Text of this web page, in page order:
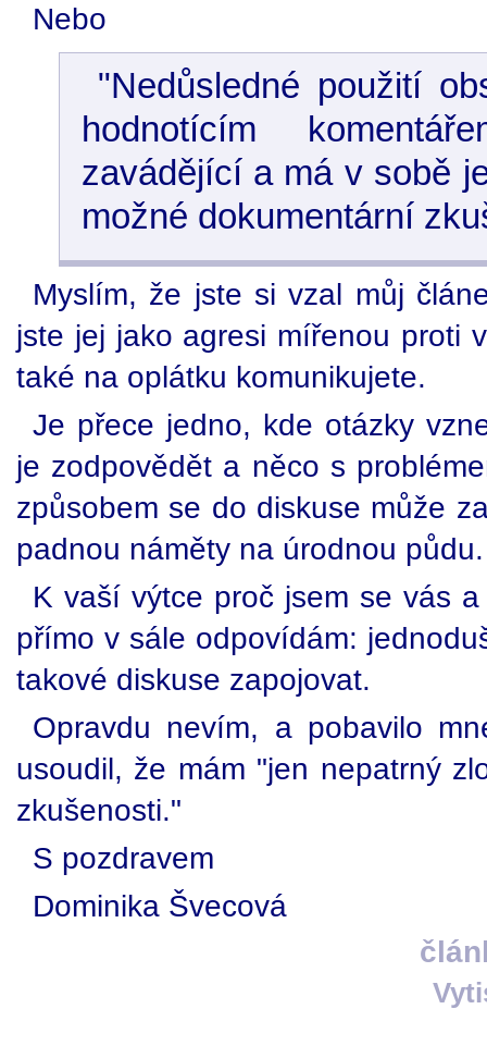
Nebo
"Nedůsledné použití
hodnotícím
zavádějící a má v sobě
možné dokumentární
Myslím, že jste si vzal můj
jste jej jako agresi mířenou proti
také na oplátku komunikujete.
Je přece jedno, kde otázky
je zodpovědět a něco s
způsobem se do diskuse může
padnou náměty na úrodnou půdu.
K vaší výtce proč jsem se vás
přímo v sále odpovídám:
takové diskuse zapojovat.
Opravdu nevím, a pobavilo
usoudil, že mám "jen nepatrný
zkušenosti."
S pozdravem
Dominika Švecová